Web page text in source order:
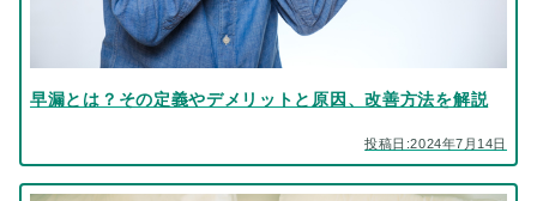
早漏とは？その定義やデメリットと原因、改善方法を解説
投稿日:2024年7月14日